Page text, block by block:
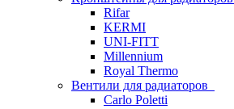
Rifar
KERMI
UNI-FITT
Millennium
Royal Thermo
Вентили для радиаторов
Carlo Poletti